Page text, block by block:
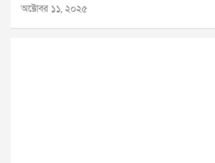
অক্টোবর ১১, ২০২৫